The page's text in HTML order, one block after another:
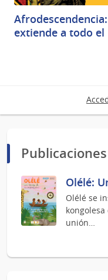
extiende a todo
Publicaciones
Olélé:
Olélé se
unión…